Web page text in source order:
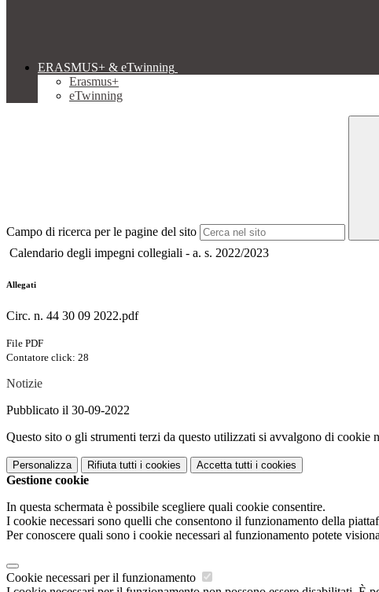
ERASMUS+ & eTwinning
Erasmus+
eTwinning
Campo di ricerca per le pagine del sito
Calendario degli impegni collegiali - a. s. 2022/2023
Allegati
Circ. n. 44 30 09 2022.pdf
File PDF
Contatore click: 28
Notizie
Pubblicato il 30-09-2022
Questo sito o gli strumenti terzi da questo utilizzati si avvalgono di cookie
Personalizza Rifiuta tutti i cookies Accetta tutti i cookies
Gestione cookie
In questa schermata è possibile scegliere quali cookie consentire.
I cookie necessari sono quelli che consentono il funzionamento della
Per conoscere quali sono i cookie necessari al funzionamento potete
Cookie necessari per il funzionamento